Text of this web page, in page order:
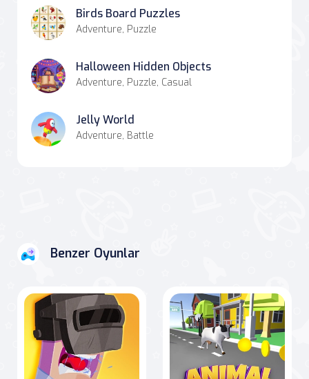
Birds Board Puzzles
Adventure, Puzzle
Halloween Hidden Objects
Adventure, Puzzle, Casual
Jelly World
Adventure, Battle
Benzer Oyunlar